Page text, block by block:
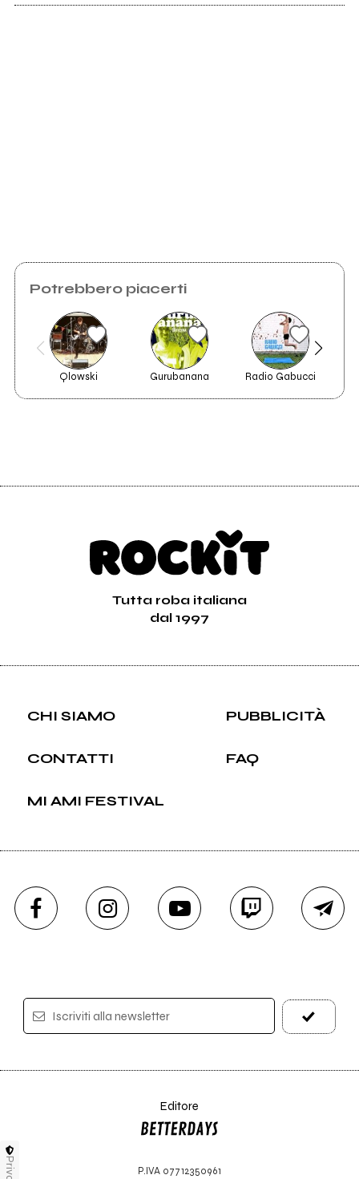
Potrebbero piacerti
Qlowski Gurubanana Radio Gabucci
Tutta roba italiana
dal 1997
CHI SIAMO PUBBLICITÀ
CONTATTI FAQ
MI AMI FESTIVAL
Iscriviti alla newsletter
Editore
P.IVA 07712350961